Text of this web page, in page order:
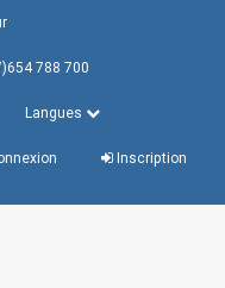
788 700
Langues
Inscription